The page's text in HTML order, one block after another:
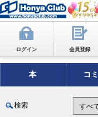
ログイン 会員登録
本 コ
検索